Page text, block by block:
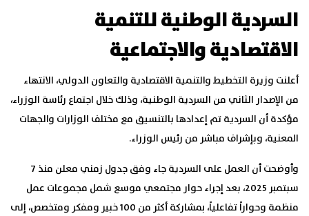
السردية الوطنية للتنمية
الاقتصادية والاجتماعية
أعلنت وزيرة التخطيط والتنمية الاقتصادية والتعاون الدولي، الانتهاء
من الإصدار الثاني من السردية الوطنية، وذلك خلال اجتماع رئاسة الوزراء،
مؤكدة أن السردية تم إعدادها بالتنسيق مع مختلف الوزارات والجهات
المعنية، وبإشراف مباشر من رئيس الوزراء.
وأوضحت أن العمل على السردية جاء وفق جدول زمني معلن منذ 7
سبتمبر 2025، بعد إجراء حوار مجتمعي موسع شمل مجموعات عمل
منظمة وحواراً تفاعلياً، بمشاركة أكثر من 100 خبير ومفكر ومتخصص، إلى